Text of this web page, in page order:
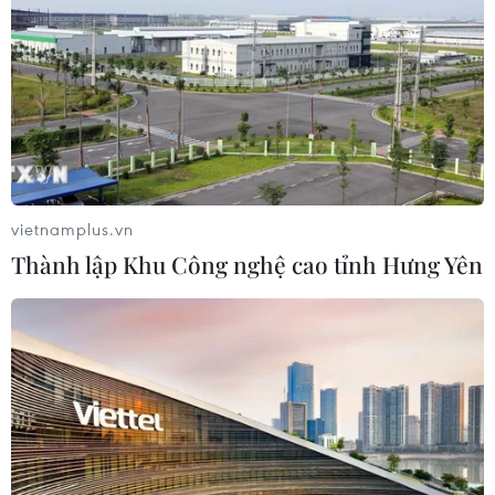
và phế liệu vonfram trong một năm
05/08/2026 06:53
Brazil hạ cấp quan hệ với Argentina,
căng thẳng ngoại giao với Mỹ
05/08/2026 03:55
Mỹ dự chi thêm 1,4 tỷ USD cho hoạt
động của Vệ binh Quốc gia
05/08/2026 03:26
Báo Argentina nói ngành vật liệu
vietnamplus.vn
Thành lập Khu Công nghệ cao tỉnh Hưng Yên